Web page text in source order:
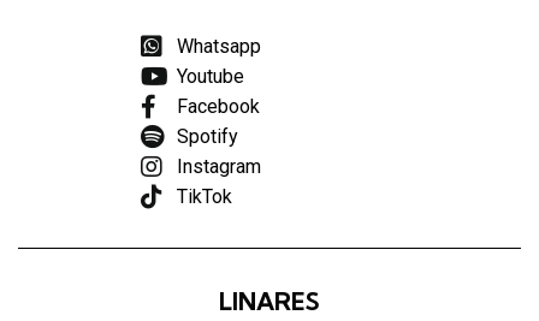
Whatsapp
Youtube
Facebook
Spotify
Instagram
TikTok
LINARES